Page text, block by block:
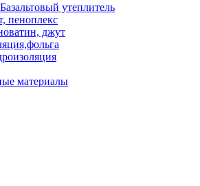
утеплитель
пеноплекс
джут
материалы